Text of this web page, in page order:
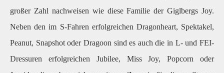
großer Zahl nachweisen wie diese Familie der Giglbergs Joy.
Neben den im S-Fahren erfolgreichen Dragonheart, Spektakel,
Peanut, Snapshot oder Dragoon sind es auch die in L- und FEI-
Dressuren erfolgreichen Jubilee, Miss Joy, Popcorn oder